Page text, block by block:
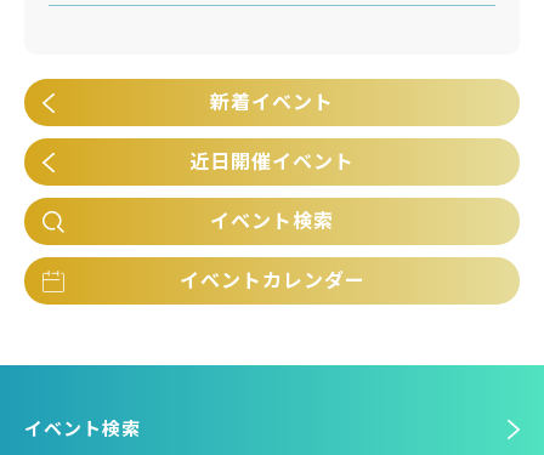
新着イベント
近日開催イベント
イベント検索
イベントカレンダー
イベント検索